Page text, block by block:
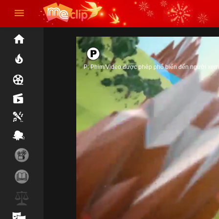
P: Phim/Video được phép phổ biến đến người